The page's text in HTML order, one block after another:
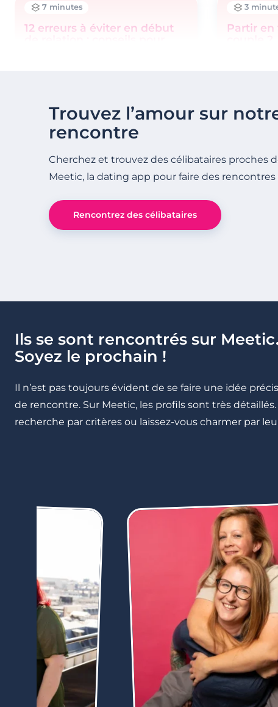
7 minutes
12 erreurs à éviter en début
3
Partir en
Trouvez l’amour sur
rencontre
Cherchez et trouvez des célibataires proches
Meetic, la dating app pour faire des rencontres
Rencontrez des célibataires
Ils se sont rencontrés sur
Soyez le prochain !
Il n’est pas toujours évident de se faire une idée
de rencontre. Sur Meetic, les profils sont très
recherche par critères ou laissez-vous charmer par